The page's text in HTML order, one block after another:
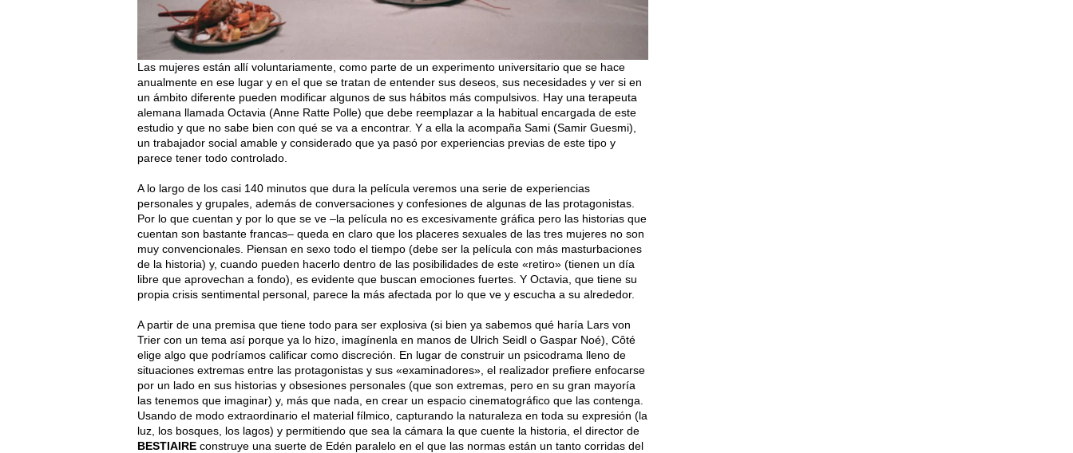
Las mujeres están allí voluntariamente, como parte de un experimento universitario que se hace
anualmente en ese lugar y en el que se tratan de entender sus deseos, sus necesidades y ver si en
un ámbito diferente pueden modificar algunos de sus hábitos más compulsivos. Hay una terapeuta
alemana llamada Octavia (Anne Ratte Polle) que debe reemplazar a la habitual encargada de este
estudio y que no sabe bien con qué se va a encontrar. Y a ella la acompaña Sami (Samir Guesmi),
un trabajador social amable y considerado que ya pasó por experiencias previas de este tipo y
parece tener todo controlado.
A lo largo de los casi 140 minutos que dura la película veremos una serie de experiencias
personales y grupales, además de conversaciones y confesiones de algunas de las protagonistas.
Por lo que cuentan y por lo que se ve –la película no es excesivamente gráfica pero las historias que
cuentan son bastante francas– queda en claro que los placeres sexuales de las tres mujeres no son
muy convencionales. Piensan en sexo todo el tiempo (debe ser la película con más masturbaciones
de la historia) y, cuando pueden hacerlo dentro de las posibilidades de este «retiro» (tienen un día
libre que aprovechan a fondo), es evidente que buscan emociones fuertes. Y Octavia, que tiene su
propia crisis sentimental personal, parece la más afectada por lo que ve y escucha a su alrededor.
A partir de una premisa que tiene todo para ser explosiva (si bien ya sabemos qué haría Lars von
Trier con un tema así porque ya lo hizo, imagínenla en manos de Ulrich Seidl o Gaspar Noé), Côté
elige algo que podríamos calificar como discreción. En lugar de construir un psicodrama lleno de
situaciones extremas entre las protagonistas y sus «examinadores», el realizador prefiere enfocarse
por un lado en sus historias y obsesiones personales (que son extremas, pero en su gran mayoría
las tenemos que imaginar) y, más que nada, en crear un espacio cinematográfico que las contenga.
Usando de modo extraordinario el material fílmico, capturando la naturaleza en toda su expresión (la
luz, los bosques, los lagos) y permitiendo que sea la cámara la que cuente la historia, el director de
BESTIAIRE construye una suerte de Edén paralelo en el que las normas están un tanto corridas del